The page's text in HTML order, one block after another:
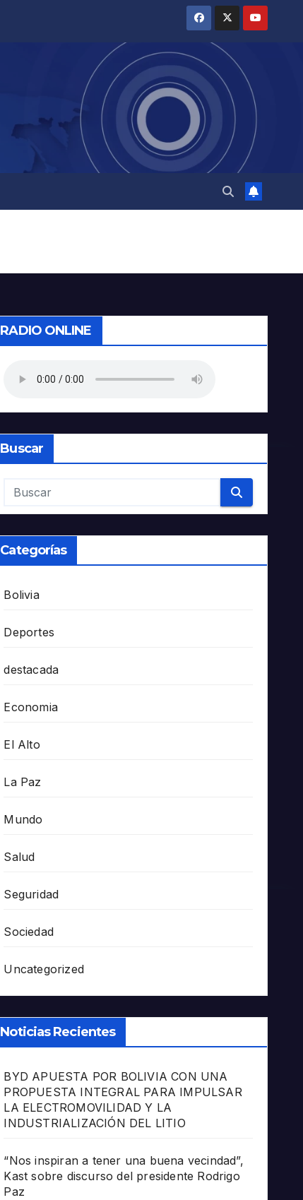
RADIO ONLINE
Buscar
Categorías
Bolivia
Deportes
destacada
Economia
El Alto
La Paz
Mundo
Salud
Seguridad
Sociedad
Uncategorized
Noticias Recientes
BYD APUESTA POR BOLIVIA CON UNA
PROPUESTA INTEGRAL PARA IMPULSAR
LA ELECTROMOVILIDAD Y LA
INDUSTRIALIZACIÓN DEL LITIO
“Nos inspiran a tener una buena vecindad”,
Kast sobre discurso del presidente Rodrigo
Paz